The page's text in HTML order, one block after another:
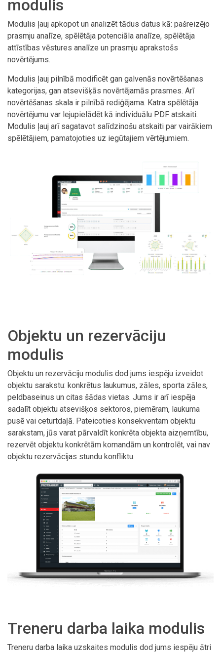
modulis
Modulis ļauj apkopot un analizēt tādus datus kā: pašreizējo
prasmju analīze, spēlētāja potenciāla analīze, spēlētāja
attīstības vēstures analīze un prasmju aprakstošs
novērtējums.
Modulis ļauj pilnībā modificēt gan galvenās novērtēšanas
kategorijas, gan atsevišķās novērtējamās prasmes. Arī
novērtēšanas skala ir pilnībā rediģējama. Katra spēlētāja
novērtējumu var lejupielādēt kā individuālu PDF atskaiti.
Modulis ļauj arī sagatavot salīdzinošu atskaiti par vairākiem
spēlētājiem, pamatojoties uz iegūtajiem vērtējumiem.
Objektu un rezervāciju
modulis
Objektu un rezervāciju modulis dod jums iespēju izveidot
objektu sarakstu: konkrētus laukumus, zāles, sporta zāles,
peldbaseinus un citas šādas vietas. Jums ir arī iespēja
sadalīt objektu atsevišķos sektoros, piemēram, laukuma
pusē vai ceturtdaļā. Pateicoties konsekventam objektu
sarakstam, jūs varat pārvaldīt konkrēta objekta aizņemtību,
rezervēt objektu konkrētām komandām un kontrolēt, vai nav
objektu rezervācijas stundu konfliktu.
Treneru darba laika modulis
Treneru darba laika uzskaites modulis dod jums iespēju ātri